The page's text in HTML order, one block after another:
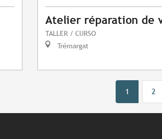
Atelier réparation de
TALLER / CURSO
Trémargat
1 2